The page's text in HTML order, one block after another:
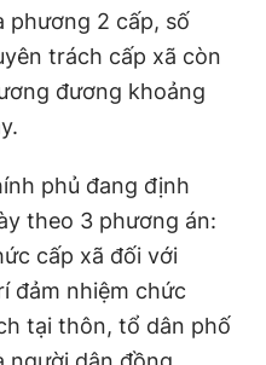
phương 2 cấp, số
trách cấp xã còn
đương khoảng
phủ đang định
theo 3 phương án:
cấp xã đối với
đảm nhiệm chức
tại thôn, tổ dân phố